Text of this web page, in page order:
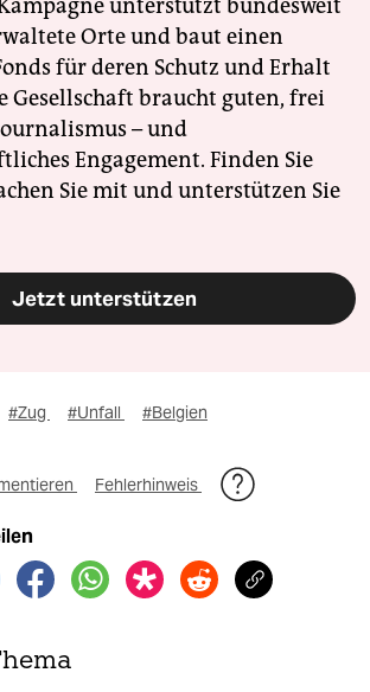
unterstützt bundesweit
Orte und baut einen
für deren Schutz und Erhalt
Gesellschaft braucht guten, frei
– und
Engagement. Finden Sie
Sie mit und unterstützen Sie
Jetzt unterstützen
#Zug #Unfall #Belgien
Fehlerhinweis